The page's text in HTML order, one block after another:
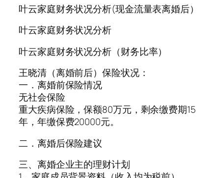
叶云家庭财务状况分析(现金流量表离婚后）
叶云家庭财务状况分析
叶云家庭财务状况分析（财务比率）
王晓清（离婚前后）保险状况：
一．离婚前保险情况
无社会保险
重大疾病保险，保额80万元，剩余缴费期15
年，年缴保费20000元。
二．离婚后保险建议
三、离婚企业主的理财计划